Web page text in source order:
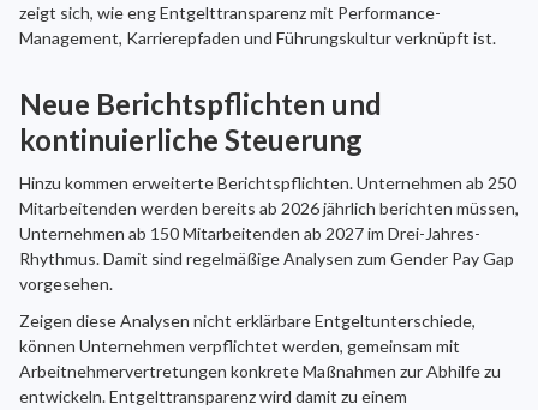
zeigt sich, wie eng Entgelttransparenz mit Performance-
Management, Karrierepfaden und Führungskultur verknüpft ist.
Neue Berichtspflichten und
kontinuierliche Steuerung
Hinzu kommen erweiterte Berichtspflichten. Unternehmen ab 250
Mitarbeitenden werden bereits ab 2026 jährlich berichten müssen,
Unternehmen ab 150 Mitarbeitenden ab 2027 im Drei-Jahres-
Rhythmus. Damit sind regelmäßige Analysen zum Gender Pay Gap
vorgesehen.
Zeigen diese Analysen nicht erklärbare Entgeltunterschiede,
können Unternehmen verpflichtet werden, gemeinsam mit
Arbeitnehmervertretungen konkrete Maßnahmen zur Abhilfe zu
entwickeln. Entgelttransparenz wird damit zu einem